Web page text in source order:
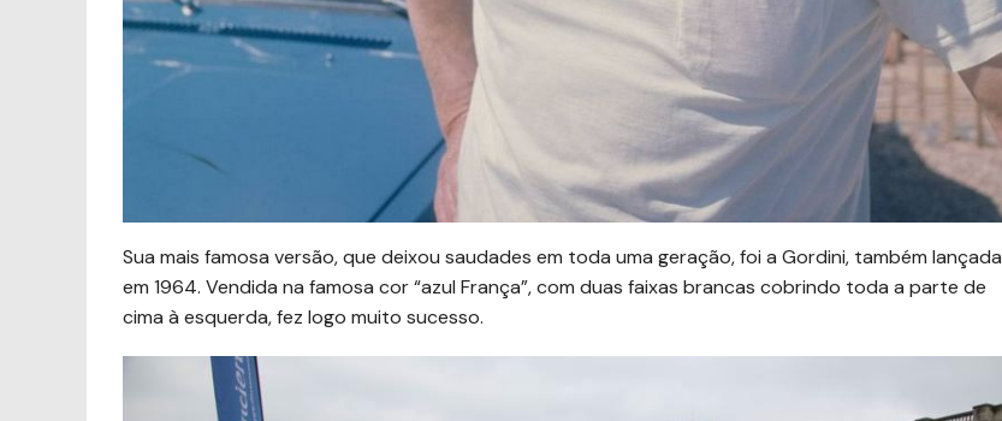
Sua mais famosa versão, que deixou saudades em toda uma geração, foi a Gordini, também lançada
em 1964. Vendida na famosa cor “azul França”, com duas faixas brancas cobrindo toda a parte de
cima à esquerda, fez logo muito sucesso.